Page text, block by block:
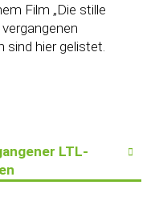
Film „Die stille
vergangenen
sind hier gelistet.
LTL-